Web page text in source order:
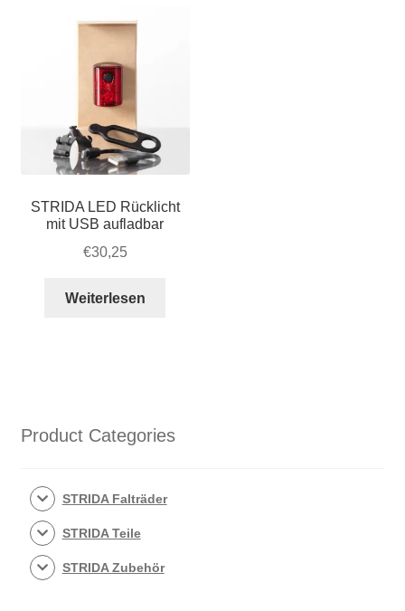
STRIDA LED Rücklicht
mit USB aufladbar
€30,25
Weiterlesen
Product Categories
STRIDA Falträder
STRIDA Teile
STRIDA Zubehör